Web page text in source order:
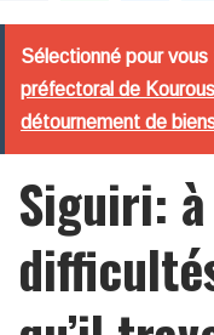
Sélectionné pour vous
préfectoral de
détournement de
Siguiri: